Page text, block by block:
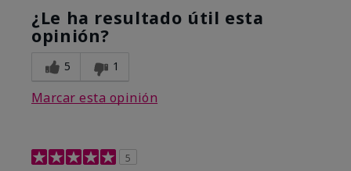
¿Le ha resultado útil esta
opinión?
5 1
Marcar esta opinión
5